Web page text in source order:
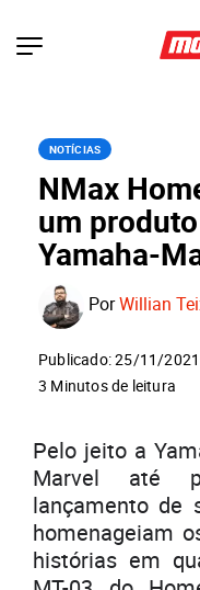
NOTÍCIAS
NMax
um
Yamaha-
PorWillian
Publicado: 25/11/2021
3 Minutos de leitura
Pelo jeito a
Marvel até
lançamento de
homenageiam
histórias em